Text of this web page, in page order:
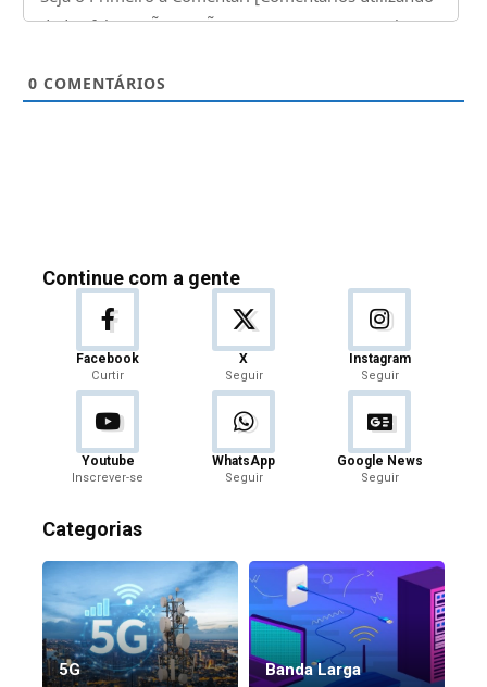
0 COMENTÁRIOS
Continue com a gente
Facebook
Curtir
X
Seguir
Instagram
Seguir
Youtube
Inscrever-se
WhatsApp
Seguir
Google News
Seguir
Categorias
5G Banda Larga